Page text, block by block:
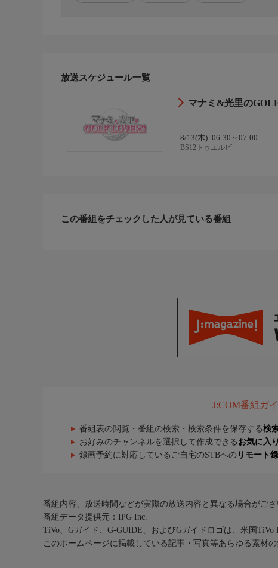
放送スケジュール一覧
マナミ&光里の
8/13(木) 06:30～07:00
BS12トゥエルビ
この番組をチェックした人が見ている番組
J:COM番組ガ
番組表の閲覧・番組の検索・検索条件を保存する検
お好みのチャンネルを選択して作成できる お気に入
録画予約に対応しているご自宅のSTBへの リモート
番組内容、放送時間などが実際の放送内容と異なる場合がござ
番組データ提供元：IPG Inc.
TiVo、Gガイド、G-GUIDE、およびGガイドロゴは、米国
このホームページに掲載している記事・写真等あらゆる素材の